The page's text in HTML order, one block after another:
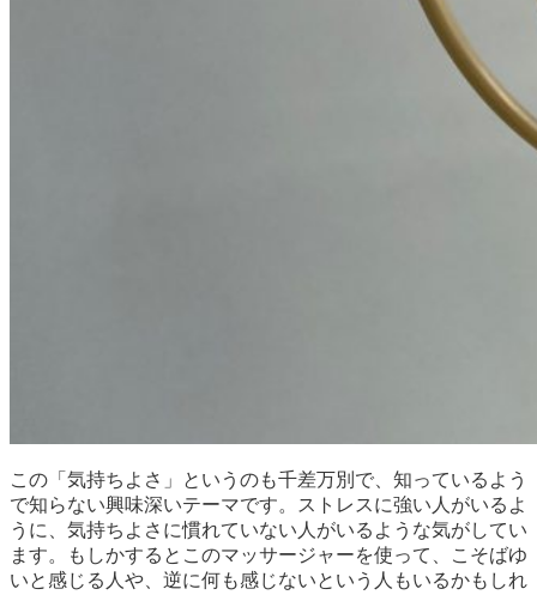
この「気持ちよさ」というのも千差万別で、知っているよう
で知らない興味深いテーマです。ストレスに強い人がいるよ
うに、気持ちよさに慣れていない人がいるような気がしてい
ます。もしかするとこのマッサージャーを使って、こそばゆ
いと感じる人や、逆に何も感じないという人もいるかもしれ